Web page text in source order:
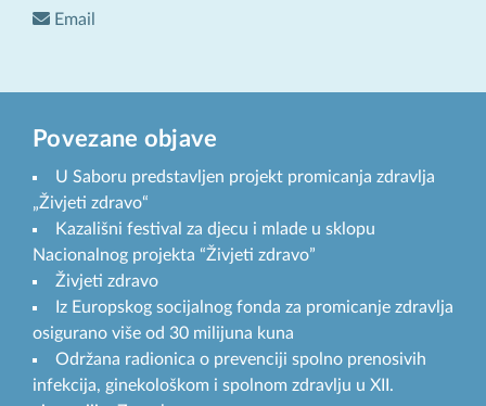
Email
Povezane objave
U Saboru predstavljen projekt promicanja zdravlja
„Živjeti zdravo“
Kazališni festival za djecu i mlade u sklopu
Nacionalnog projekta “Živjeti zdravo”
Živjeti zdravo
Iz Europskog socijalnog fonda za promicanje zdravlja
osigurano više od 30 milijuna kuna
Održana radionica o prevenciji spolno prenosivih
infekcija, ginekološkom i spolnom zdravlju u XII.